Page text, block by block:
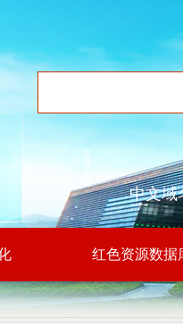
中文域
红色资源数据